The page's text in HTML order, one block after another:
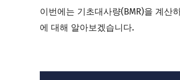
이번에는 기초대사량(BMR)을 계산
에 대해 알아보겠습니다.